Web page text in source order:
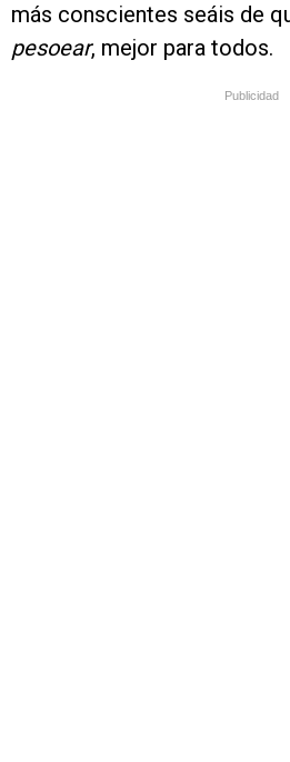
más conscientes seáis de
pesoear, mejor para todos.
Publicidad